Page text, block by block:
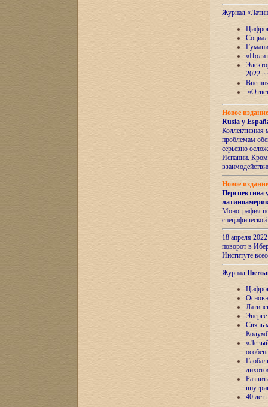
Журнал
2022
Новое
Rusia y
Коллективная
проблемам
серьезно
Испании.
Новое
Перспектива
Монография
18 апреля
поворот в
Институте
Журнал
Связь
40 лет